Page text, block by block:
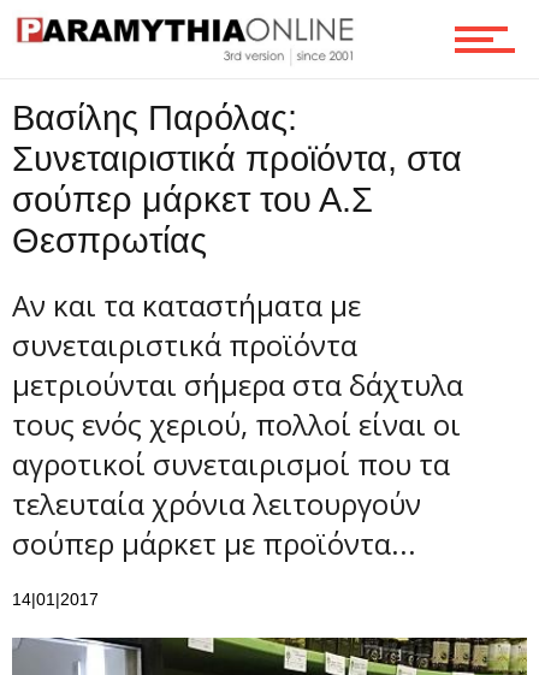
Επικοινωνία
Βασίλης Παρόλας:
Συνεταιριστικά προϊόντα, στα
σούπερ μάρκετ του Α.Σ
Θεσπρωτίας
Αν και τα καταστήματα με
συνεταιριστικά προϊόντα
μετριούνται σήμερα στα δάχτυλα
τους ενός χεριού, πολλοί είναι οι
αγροτικοί συνεταιρισμοί που τα
τελευταία χρόνια λειτουργούν
σούπερ μάρκετ με προϊόντα...
14|01|2017